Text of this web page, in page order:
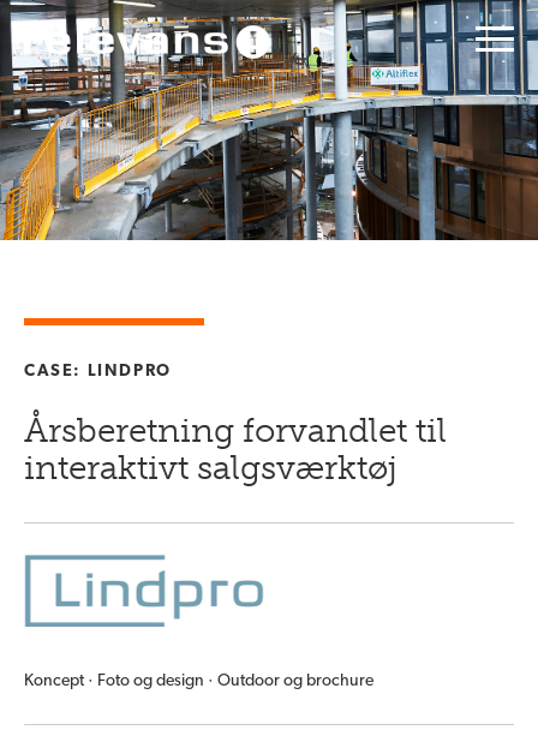
CASE: LINDPRO
Årsberetning forvandlet til
interaktivt salgsværktøj
Koncept · Foto og design · Outdoor og brochure